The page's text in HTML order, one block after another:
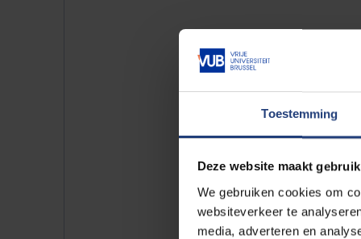
Toestemming
Deze website maakt
We gebruiken cookies om
websiteverkeer te
media, adverteren en